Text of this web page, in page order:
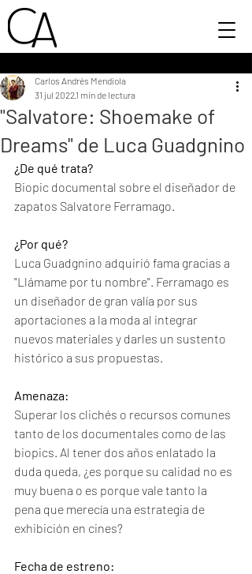
"Salvatore: Shoemake of
Dreams" de Luca Guadgnino
Carlos Andrés Mendiola
31 jul 20221 min de lectura
¿De qué trata?
Biopic documental sobre el diseñador de
zapatos Salvatore Ferramago.
¿Por qué?
Luca Guadgnino adquirió fama gracias a
"Llámame por tu nombre". Ferramago es
un diseñador de gran valía por sus
aportaciones a la moda al integrar
nuevos materiales y darles un sustento
histórico a sus propuestas.
Amenaza:
Superar los clichés o recursos comunes
tanto de los documentales como de las
biopics. Al tener dos años enlatado la
duda queda, ¿es porque su calidad no es
muy buena o es porque vale tanto la
pena que merecía una estrategia de
exhibición en cines?
Fecha de estreno: